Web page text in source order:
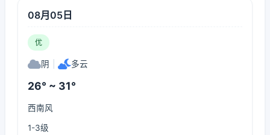
08月05日
优
阴 多云
26° ~ 31°
西南风
1-3级